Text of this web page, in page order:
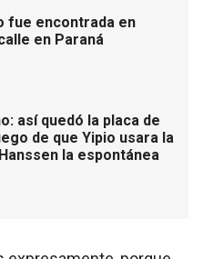
fue encontrada en
en Paraná
así quedó la placa de
de que Yipio usara la
la espontánea